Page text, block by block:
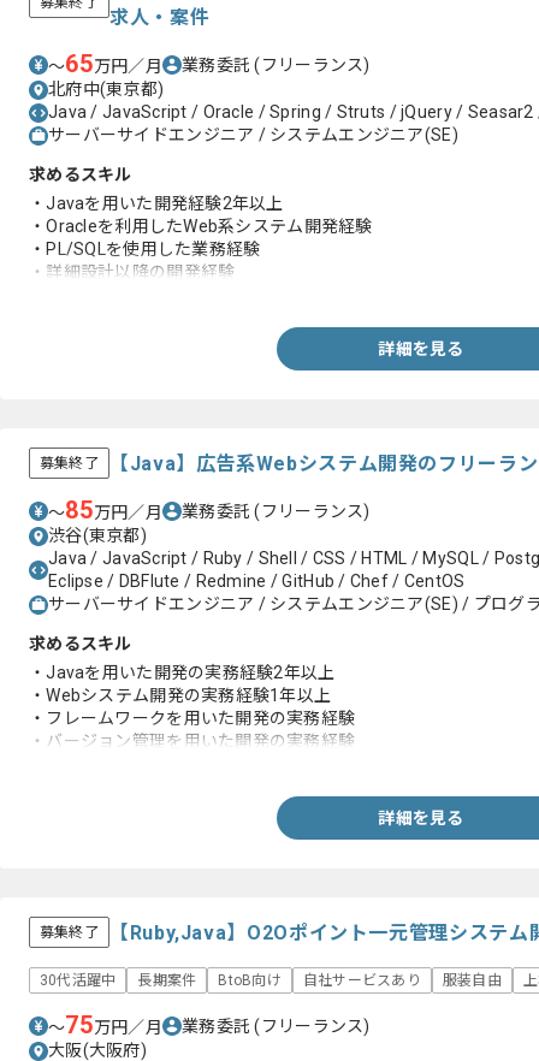
求人・案件
〜65万円／月 業務委託(フリーランス)
北府中(東京都)
Java / JavaScript / Oracle / Spring / Struts / jQuery / Seasar2
サーバーサイドエンジニア / システムエンジニア(SE)
求めるスキル
・Javaを用いた開発経験2年以上
・Oracleを利用したWeb系システム開発経験
・PL/SQLを使用した業務経験
・詳細設計以降の開発経験
詳細を見る
募集終了 【Java】広告系Webシステム開発のフリーラ
〜85万円／月 業務委託(フリーランス)
渋谷(東京都)
Java / JavaScript / Ruby / Shell / CSS / HTML / MySQL /
Eclipse / DBFlute / Redmine / GitHub / Chef / CentOS
サーバーサイドエンジニア / システムエンジニア(SE) / プログ
求めるスキル
・Javaを用いた開発の実務経験2年以上
・Webシステム開発の実務経験1年以上
・フレームワークを用いた開発の実務経験
・バージョン管理を用いた開発の実務経験
詳細を見る
募集終了 【Ruby,Java】O2Oポイント一元管理システ
30代活躍中 長期案件 BtoB向け 自社サービスあり 服装自由
〜75万円／月 業務委託(フリーランス)
大阪(大阪府)